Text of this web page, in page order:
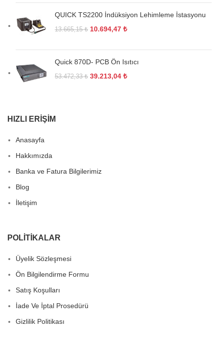
QUICK TS2200 İndüksiyon Lehimleme İstasyonu
13.665,15₺ 10.694,47 ₺
Quick 870D- PCB Ön Isıtıcı
53.472,33₺ 39.213,04 ₺
HIZLI ERIŞIM
Anasayfa
Hakkımızda
Banka ve Fatura Bilgilerimiz
Blog
İletişim
POLITIKALAR
Üyelik Sözleşmesi
Ön Bilgilendirme Formu
Satış Koşulları
İade Ve İptal Prosedürü
Gizlilik Politikası